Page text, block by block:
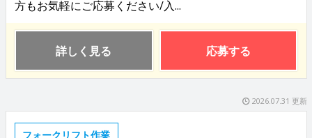
方もお気軽にご応募ください/入...
詳しく見る 応募する
2026.07.31 更新
フォークリフト作業